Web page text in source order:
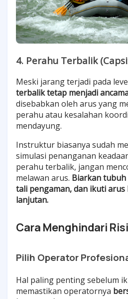
4. Perahu Terbalik
Meski jarang terjadi pada
terbalik tetap menjadi
disebabkan oleh arus yang
perahu atau kesalahan
mendayung.
Instruktur biasanya sudah
simulasi penanganan
perahu terbalik, jangan
melawan arus. Biarkan
tali pengaman, dan ikuti
lanjutan.
Cara Menghindari
Pilih Operator
Hal paling penting sebelum
memastikan operatornya